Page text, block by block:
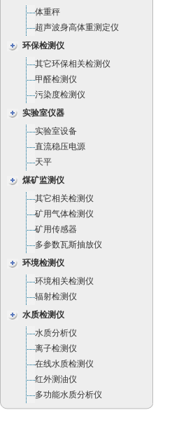
体重秤
超声波身高体重测定仪
环保检测仪
其它环保相关检测仪
甲醛检测仪
污染度检测仪
实验室仪器
实验室设备
直流稳压电源
天平
煤矿监测仪
其它相关检测仪
矿用气体检测仪
矿用传感器
多参数瓦斯抽放仪
环境检测仪
环境相关检测仪
辐射检测仪
水质检测仪
水质分析仪
离子检测仪
在线水质检测仪
红外测油仪
多功能水质分析仪